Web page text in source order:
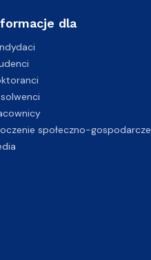
dla
społeczno-gospodarcze